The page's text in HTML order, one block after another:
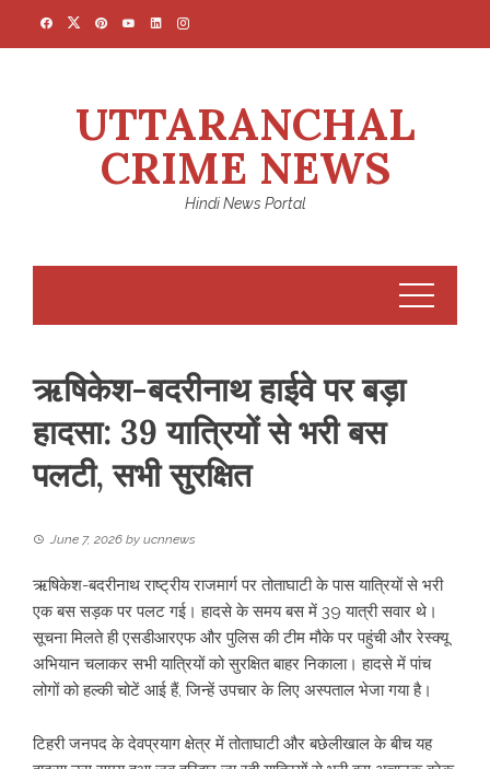
UTTARANCHAL
CRIME NEWS
Hindi News Portal
ऋषिकेश-बदरीनाथ हाईवे पर बड़ा
हादसा: 39 यात्रियों से भरी बस
पलटी, सभी सुरक्षित
June 7, 2026 by ucnnews
ऋषिकेश-बदरीनाथ राष्ट्रीय राजमार्ग पर तोताघाटी के पास यात्रियों से भरी
एक बस सड़क पर पलट गई। हादसे के समय बस में 39 यात्री सवार थे।
सूचना मिलते ही एसडीआरएफ और पुलिस की टीम मौके पर पहुंची और रेस्क्यू
अभियान चलाकर सभी यात्रियों को सुरक्षित बाहर निकाला। हादसे में पांच
लोगों को हल्की चोटें आई हैं, जिन्हें उपचार के लिए अस्पताल भेजा गया है।
टिहरी जनपद के देवप्रयाग क्षेत्र में तोताघाटी और बछेलीखाल के बीच यह